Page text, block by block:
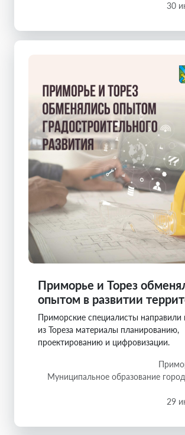
30
Приморье и Торез
опытом в развитии
Приморские специалисты направили
из Тореза материалы планированию,
проектированию и цифровизации.
Муниципальное образование
29